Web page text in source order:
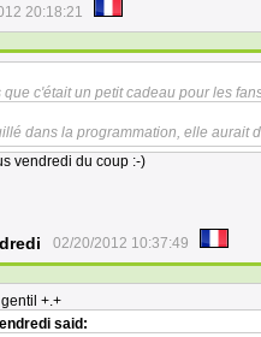
20:18:21
c'était un petit cadeau pour les
dans la programmation, elle aurait
vendredi du coup :-)
02/20/2012 10:37:49
+.+
said: